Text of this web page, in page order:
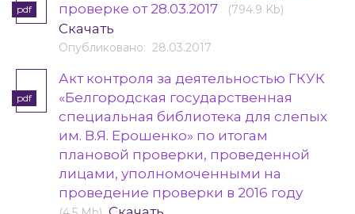
pdf
проверке от 28.03.2017
(794.9 Kb)
Скачать
Опубликовано: 28.03.2017
pdf
Акт контроля за деятельностью ГКУК
«Белгородская государственная
специальная библиотека для слепых
им. В.Я. Ерошенко» по итогам
плановой проверки, проведенной
лицами, уполномоченными на
проведение проверки в 2016 году